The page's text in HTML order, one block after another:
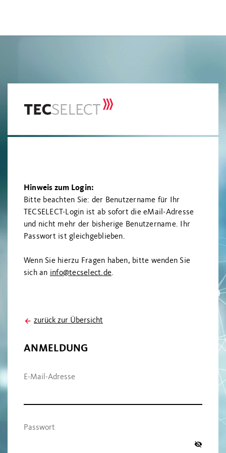
Hinweis zum Login:
Bitte beachten Sie: der Benutzername für Ihr
TECSELECT-Login ist ab sofort die eMail-Adresse
und nicht mehr der bisherige Benutzername. Ihr
Passwort ist gleichgeblieben.
Wenn Sie hierzu Fragen haben, bitte wenden Sie
sich an info@tecselect.de.
zurück zur Übersicht
ANMELDUNG
E-Mail-Adresse
Passwort